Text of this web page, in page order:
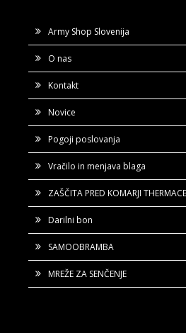
Army Shop Slovenija
O nas
Kontakt
Novice
Pogoji poslovanja
Vračilo in menjava blaga
ZAŠČITA PRED KOMARJI
Darilni bon
SAMOOBRAMBA
MREŽE ZA SENČENJE